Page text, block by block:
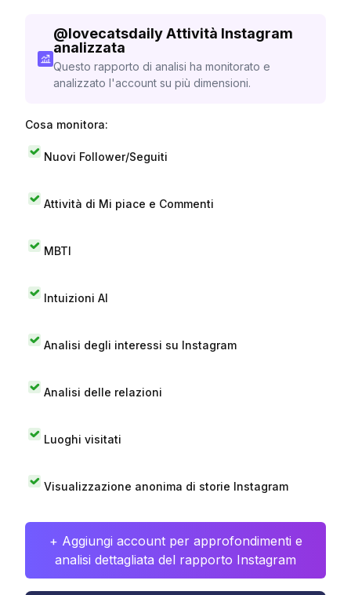
@lovecatsdailyAttività Instagram
analizzata
Questo rapporto di analisi ha monitorato e
analizzato l'account su più dimensioni.
Cosa monitora:
Nuovi Follower/Seguiti
Attività di Mi piace e Commenti
MBTI
Intuizioni AI
Analisi degli interessi su Instagram
Analisi delle relazioni
Luoghi visitati
Visualizzazione anonima di storie Instagram
+ Aggiungi account per approfondimenti e
analisi dettagliata del rapporto Instagram